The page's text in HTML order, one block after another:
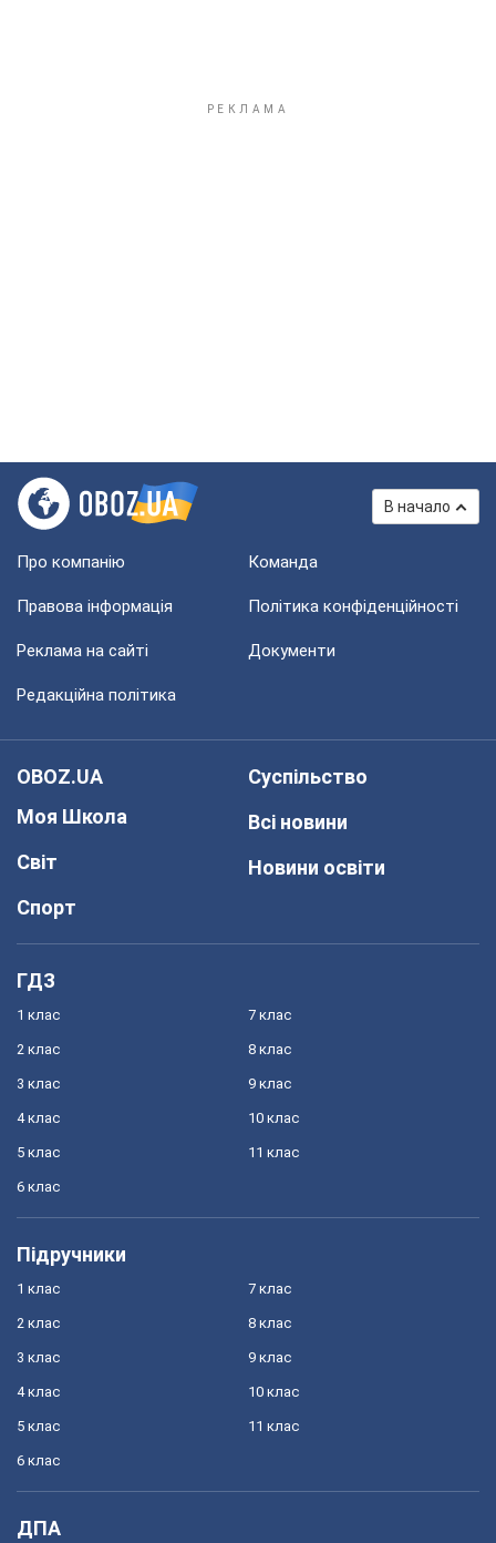
В начало
Про компанію Команда
Правова інформація Політика конфіденційності
Реклама на сайті Документи
Редакційна політика
OBOZ.UA
Моя Школа
Світ
Спорт
Суспільство
Всі новини
Новини освіти
ГДЗ
1 клас
2 клас
3 клас
4 клас
5 клас
6 клас
7 клас
8 клас
9 клас
10 клас
11 клас
Підручники
1 клас
2 клас
3 клас
4 клас
5 клас
6 клас
7 клас
8 клас
9 клас
10 клас
11 клас
ДПА